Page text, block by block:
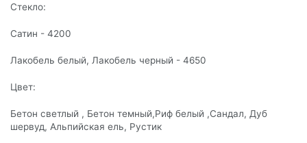
Стекло:
Сатин - 4200
Лакобель белый, Лакобель черный - 4650
Цвет:
Бетон светлый , Бетон темный,Риф белый ,Сандал, Дуб
шервуд, Альпийская ель, Рустик